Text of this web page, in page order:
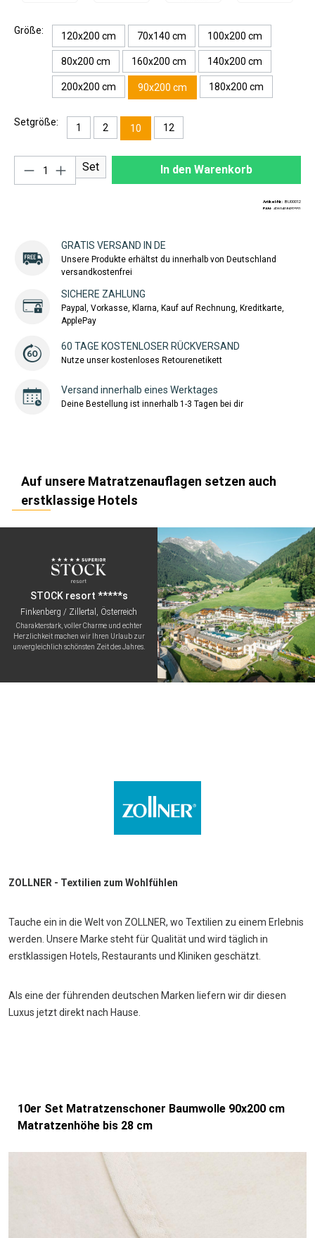
Größe: 120x200 cm 70x140 cm 100x200 cm
80x200 cm 160x200 cm 140x200 cm
200x200 cm 90x200 cm 180x200 cm
Setgröße: 1 2 10 12
Produkt Anzahl: Gib den gewünschten
Set In den Warenkorb
Artikel-Nr.: BU00012
EAN: 4260408432551
GRATIS VERSAND IN DE
Unsere Produkte erhältst du innerhalb von Deutschland
versandkostenfrei
SICHERE ZAHLUNG
Paypal, Vorkasse, Klarna, Kauf auf Rechnung, Kreditkarte,
ApplePay
60 TAGE KOSTENLOSER RÜCKVERSAND
Nutze unser kostenloses Retourenetikett
Versand innerhalb eines Werktages
Deine Bestellung ist innerhalb 1-3 Tagen bei dir
Auf unsere Matratzenauflagen setzen auch
erstklassige Hotels
STOCK resort *****s
Finkenberg / Zillertal, Österreich
Charakterstark, voller Charme und echter
Herzlichkeit machen wir Ihren Urlaub zur
unvergleichlich schönsten Zeit des Jahres.
ZOLLNER - Textilien zum Wohlfühlen
Tauche ein in die Welt von ZOLLNER, wo Textilien zu einem Erlebnis
werden. Unsere Marke steht für Qualität und wird täglich in
erstklassigen Hotels, Restaurants und Kliniken geschätzt.
Als eine der führenden deutschen Marken liefern wir dir diesen
Luxus jetzt direkt nach Hause.
10er Set Matratzenschoner Baumwolle 90x200 cm
Matratzenhöhe bis 28 cm